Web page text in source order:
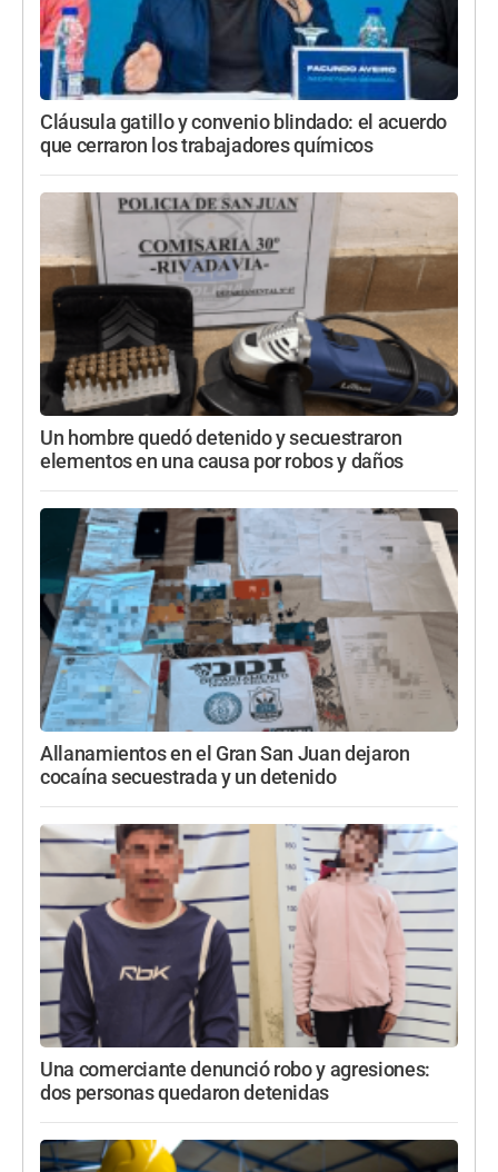
Cláusula gatillo y convenio blindado: el acuerdo
que cerraron los trabajadores químicos
Un hombre quedó detenido y secuestraron
elementos en una causa por robos y daños
Allanamientos en el Gran San Juan dejaron
cocaína secuestrada y un detenido
Una comerciante denunció robo y agresiones:
dos personas quedaron detenidas